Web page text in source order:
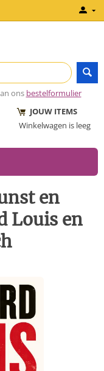
ons bestelformulier
JOUW ITEMS
Winkelwagen is leeg
en
Louis en